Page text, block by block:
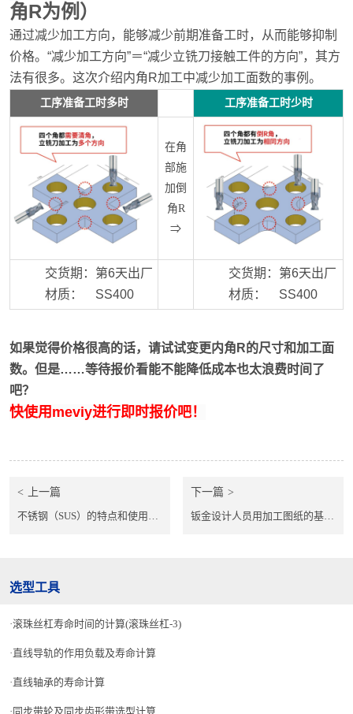
角R为例）
通过减少加工方向，能够减少前期准备工时，从而能够抑制
价格。“减少加工方向”＝“减少立铣刀接触工件的方向”，其方
法有很多。这次介绍内角R加工中减少加工面数的事例。
工序准备工时多时 工序准备工时少时
在角
部施
加倒
角R
⇒
交货期：第6天出厂
材质： SS400
交货期：第6天出厂
材质： SS400
如果觉得价格很高的话，请试试变更内角R的尺寸和加工面
数。但是……等待报价看能不能降低成本也太浪费时间了
吧？
快使用meviy进行即时报价吧！
上一篇
不锈钢（SUS）的特点和使用方法
下一篇
钣金设计人员用加工图纸的基础 绘制方法、看图方法、问题和对策等制图的要点
选型工具
滚珠丝杠寿命时间的计算(滚珠丝杠-3)
直线导轨的作用负载及寿命计算
直线轴承的寿命计算
同步带轮及同步齿形带选型计算